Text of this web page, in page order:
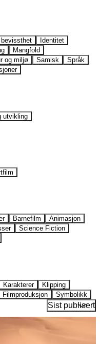
Identitet
Mangfold
og miljø Samisk
Språk
utvikling
Barnefilm
Animasjon
Science Fiction
Karakterer
Klipping
Filmproduksjon Symbolikk
Sist publisert